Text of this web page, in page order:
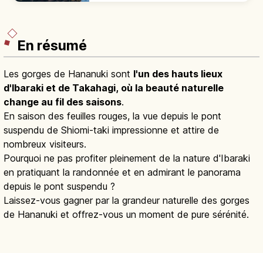
En résumé
Les gorges de Hananuki sont l'un des hauts lieux
d'Ibaraki et de Takahagi, où la beauté naturelle
change au fil des saisons.
En saison des feuilles rouges, la vue depuis le pont
suspendu de Shiomi-taki impressionne et attire de
nombreux visiteurs.
Pourquoi ne pas profiter pleinement de la nature d'Ibaraki
en pratiquant la randonnée et en admirant le panorama
depuis le pont suspendu ?
Laissez-vous gagner par la grandeur naturelle des gorges
de Hananuki et offrez-vous un moment de pure sérénité.